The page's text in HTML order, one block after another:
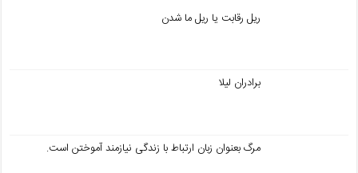
ریل رقابت یا ریل ما شدن
برادران لیلا
مرگ بعنوان زبان ارتباط با زندگی نیازمند آموختن است.